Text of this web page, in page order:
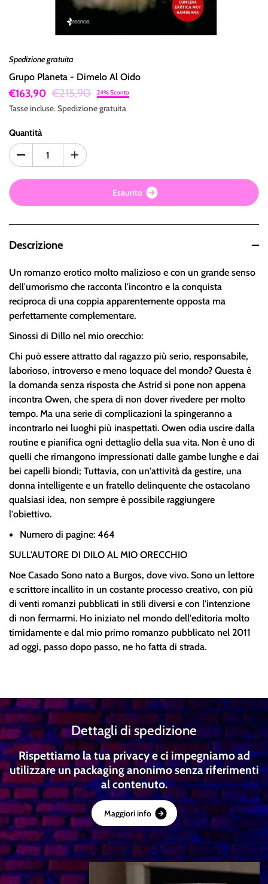
Spedizione gratuita
Grupo Planeta - Dimelo Al Oido
€163,90 €215,90 24% Sconto
Tasse incluse.Spedizionegratuita
Quantità
Esaurito
Descrizione
Un romanzo erotico molto malizioso e con un grande senso
dell'umorismo che racconta l'incontro e la conquista
reciproca di una coppia apparentemente opposta ma
perfettamente complementare.
Sinossi di Dillo nel mio orecchio:
Chi può essere attratto dal ragazzo più serio, responsabile,
laborioso, introverso e meno loquace del mondo? Questa è
la domanda senza risposta che Astrid si pone non appena
incontra Owen, che spera di non dover rivedere per molto
tempo. Ma una serie di complicazioni la spingeranno a
incontrarlo nei luoghi più inaspettati. Owen odia uscire dalla
routine e pianifica ogni dettaglio della sua vita. Non è uno di
quelli che rimangono impressionati dalle gambe lunghe e dai
bei capelli biondi; Tuttavia, con un'attività da gestire, una
donna intelligente e un fratello delinquente che ostacolano
qualsiasi idea, non sempre è possibile raggiungere
l'obiettivo.
Numero di pagine: 464
SULL'AUTORE DI DILO AL MIO ORECCHIO
Noe Casado Sono nato a Burgos, dove vivo. Sono un lettore
e scrittore incallito in un costante processo creativo, con più
di venti romanzi pubblicati in stili diversi e con l'intenzione
di non fermarmi. Ho iniziato nel mondo dell'editoria molto
timidamente e dal mio primo romanzo pubblicato nel 2011
ad oggi, passo dopo passo, ne ho fatta di strada.
Dettagli di spedizione
Rispettiamo la tua privacy e ci impegniamo ad
utilizzare un packaging anonimo senza riferimenti
al contenuto.
Maggioriinfo